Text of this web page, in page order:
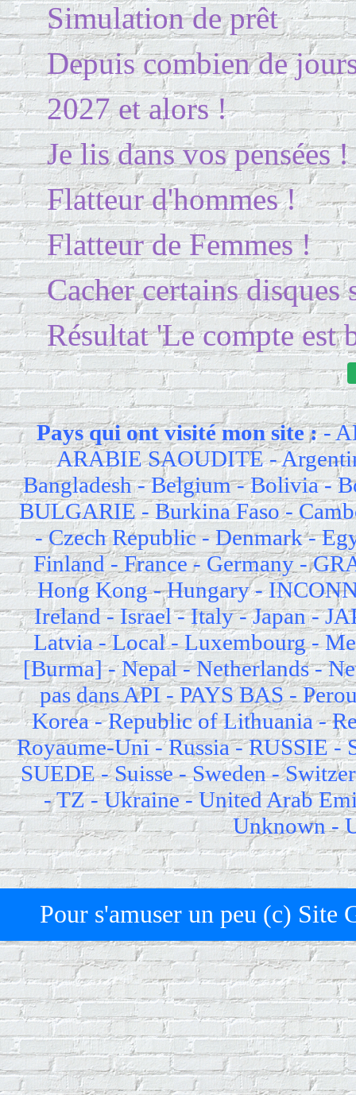
Simulation de prêt
Depuis combien de
2027 et alors !
Je lis dans vos pensées !
Flatteur d'hommes !
Flatteur de Femmes !
Cacher certains disques
Résultat 'Le compte est
Pays qui ont visité mon site :-
ARABIE SAOUDITE -
Bangladesh - Belgium - Bolivia -
BULGARIE - Burkina Faso -
- Czech Republic - Denmark -
Finland - France - Germany -
Hong Kong - Hungary -
Ireland - Israel - Italy - Japan -
Latvia - Local - Luxembourg -
[Burma] - Nepal - Netherlands -
pas dans API - PAYS BAS -
Korea - Republic of Lithuania -
Royaume-Uni - Russia - RUSSIE -
SUEDE - Suisse - Sweden -
- TZ - Ukraine - United Arab
Unknown -
Pour s'amuser un peu (c) Site